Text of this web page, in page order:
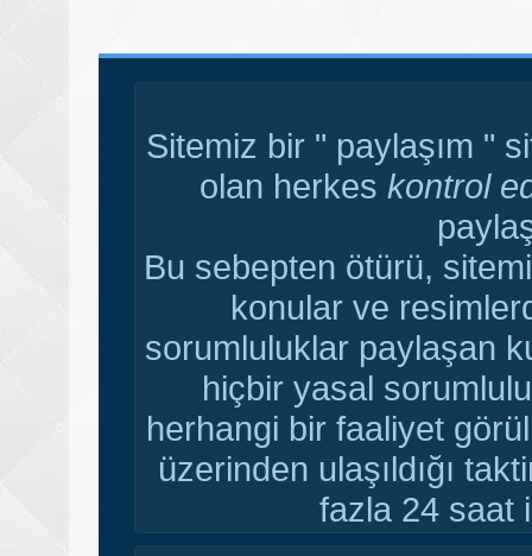
Sitemiz bir " paylaşım "
olan herkes kontrol
Bu sebepten ötürü,
konular ve
sorumluluklar paylaşan
hiçbir yasal
herhangi bir faaliyet
üzerinden ulaşıldığı
fazla 24 saat